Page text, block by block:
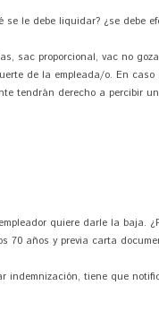
le debe liquidar? ¿se debe
sac proporcional, vac no
de la empleada/o. En
tendrán derecho a percibir
quiere darle la baja.
70 años y previa carta
indemnización, tiene que